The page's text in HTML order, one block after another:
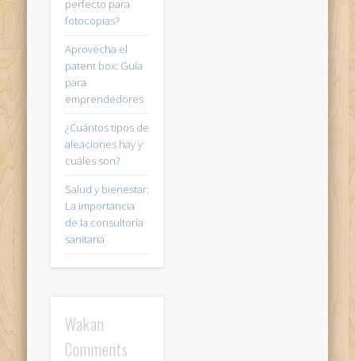
perfecto para
fotocopias?
Aprovecha el
patent box: Guía
para
emprendedores
¿Cuántos tipos de
aleaciones hay y
cuáles son?
Salud y bienestar:
La importancia
de la consultoría
sanitaria
Wakan
Comments